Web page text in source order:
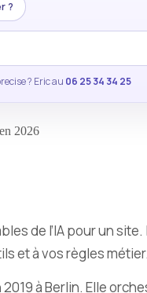
?
? Eric au 06 25 34 34 25
2026
de l’IA pour un site.
et à vos règles métier.
à Berlin. Elle